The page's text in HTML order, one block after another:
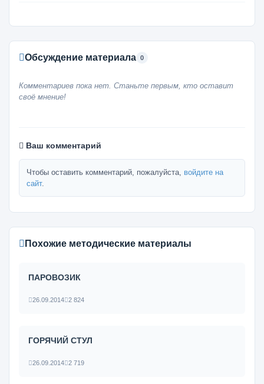
Обсуждение материала 0
Комментариев пока нет. Станьте первым, кто оставит
своё мнение!
Ваш комментарий
Чтобы оставить комментарий, пожалуйста, войдите на
сайт.
Похожие методические материалы
ПАРОВОЗИК
26.09.2014 2 824
ГОРЯЧИЙ СТУЛ
26.09.2014 2 719